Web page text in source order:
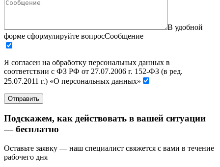
В удобной
форме сформулируйте вопросСообщение
Я согласен на обработку персональных данных в
соответствии с ФЗ РФ от 27.07.2006 г. 152-ФЗ (в ред.
25.07.2011 г.) «О персональных данных»
Отправить
Подскажем, как действовать в вашей ситуации
— бесплатно
Оставьте заявку — наш специалист свяжется с вами в течение
рабочего дня